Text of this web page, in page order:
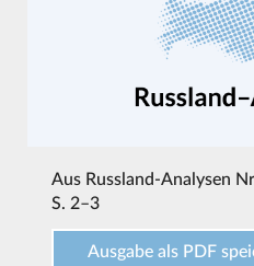
Aus Russland-Analysen
S. 2–3
Ausgabe als PDF